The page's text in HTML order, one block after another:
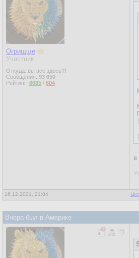
Огрищще
Участник
Откуда: вы все здесь?!
Сообщения: 93 650
Рейтинг: 6685 / 604
в
16.12.2021, 21:04
Вчера был в Америке